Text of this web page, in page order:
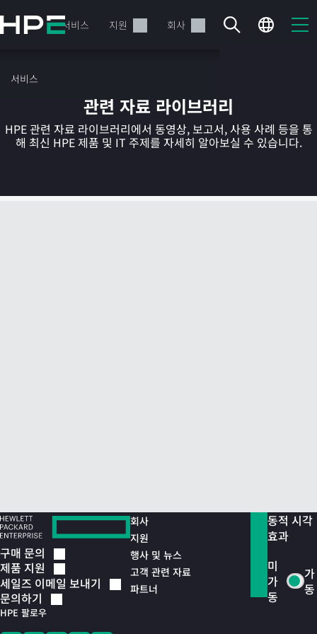
요
뛰
제품 서비스 지원 회사
서비스
현재 장바구니가 비어있습니다
관련 자료 라이브러리
HPE 관련 자료 라이브러리에서 동영상, 보고서, 사용 사례 등을 통
해 최신 HPE 제품 및 IT 주제를 자세히 알아보실 수 있습니다.
구매 문의
제품 지원
세일즈 이메일 보내기
문의하기
HPE 팔로우
회사
지원
행사 및 뉴스
고객 관련 자료
파트너
동적 시각
효과
미
가
동
가
동